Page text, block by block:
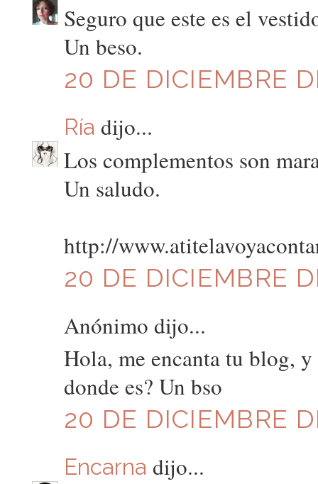
Seguro que este es el
Un beso.
20 DE DICIEMBRE
Ría dijo...
Los complementos son
Un saludo.
http://
20 DE DICIEMBRE
Anónimo dijo...
Hola, me encanta tu blog,
donde es? Un bso
20 DE DICIEMBRE
Encarna dijo...